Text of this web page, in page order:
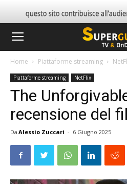
Home Piattaforme streaming
Piattaforme streaming NetFlix
The
recensione del
Da Alessio Zuccari - 6 Giugno 2025